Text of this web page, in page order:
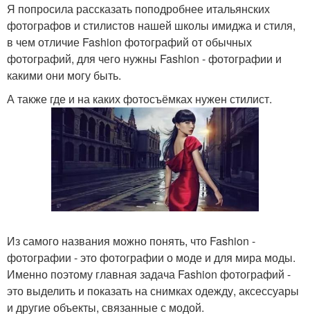
Я попросила рассказать поподробнее итальянских
фотографов и стилистов нашей школы имиджа и стиля,
в чем отличие Fashion фотографий от обычных
фотографий, для чего нужны Fashion - фотографии и
какими они могу быть.
А также где и на каких фотосъёмках нужен стилист.
Из самого названия можно понять, что Fashion -
фотографии - это фотографии о моде и для мира моды.
Именно поэтому главная задача Fashion фотографий -
это выделить и показать на снимках одежду, аксессуары
и другие объекты, связанные с модой.